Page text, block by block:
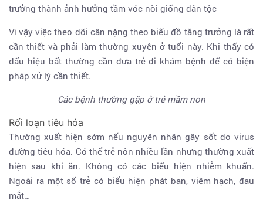
trưởng thành ảnh hưởng tầm vóc nòi giống dân tộc
Vì vậy việc theo dõi cân nặng theo biểu đồ tăng trưởng là rất
cần thiết và phải làm thường xuyên ở tuổi này. Khi thấy có
dấu hiệu bất thường cần đưa trẻ đi khám bệnh để có biện
pháp xử lý cần thiết.
Các bệnh thường gặp ở trẻ mầm non
Rối loạn tiêu hóa
Thường xuất hiện sớm nếu nguyên nhân gây sốt do virus
đường tiêu hóa. Có thể trẻ nôn nhiều lần nhưng thường xuất
hiện sau khi ăn. Không có các biểu hiện nhiễm khuẩn.
Ngoài ra một số trẻ có biểu hiện phát ban, viêm hạch, đau
mắt…